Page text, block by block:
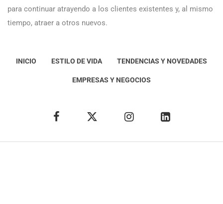
para continuar atrayendo a los clientes existentes y, al mismo
tiempo, atraer a otros nuevos.
INICIO ESTILO DE VIDA TENDENCIAS Y NOVEDADES
EMPRESAS Y NEGOCIOS